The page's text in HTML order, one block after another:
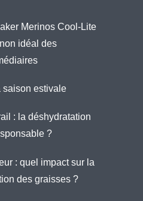
Merinos Cool-Lite
idéal des
saison estivale
: la déshydratation
?
: quel impact sur la
des graisses ?